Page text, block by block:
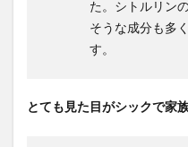
た。シトルリン
そうな成分も多
す。
とても見た目がシックで家